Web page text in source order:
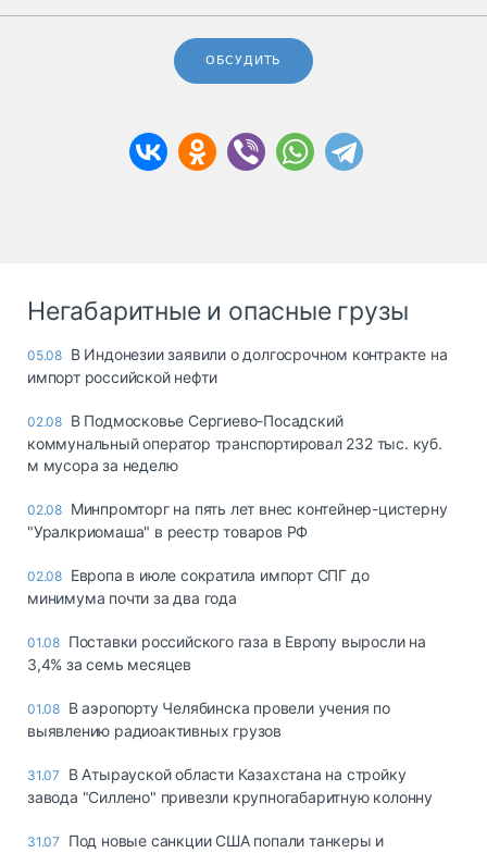
ОБСУДИТЬ
Негабаритные и опасные грузы
05.08 В Индонезии заявили о долгосрочном контракте на
импорт российской нефти
02.08 В Подмосковье Сергиево-Посадский
коммунальный оператор транспортировал 232 тыс. куб.
м мусора за неделю
02.08 Минпромторг на пять лет внес контейнер-цистерну
"Уралкриомаша" в реестр товаров РФ
02.08 Европа в июле сократила импорт СПГ до
минимума почти за два года
01.08 Поставки российского газа в Европу выросли на
3,4% за семь месяцев
01.08 В аэропорту Челябинска провели учения по
выявлению радиоактивных грузов
31.07
В Атырауской области Казахстана на стройку
завода "Силлено" привезли крупногабаритную колонну
31.07
Под новые санкции США попали танкеры и